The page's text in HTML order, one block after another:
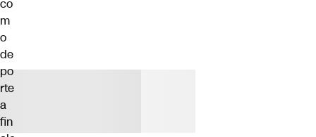
co
m
o
de
po
rte
a
fin